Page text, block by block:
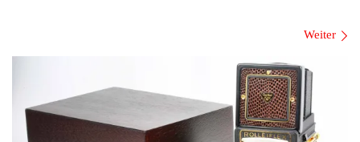
Weiter